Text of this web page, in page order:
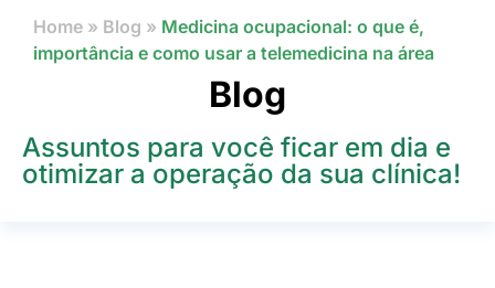
Home » Blog » Medicina ocupacional: o que é,
importância e como usar a telemedicina na área
Blog
Assuntos para você ficar em dia e
otimizar a operação da sua clínica!